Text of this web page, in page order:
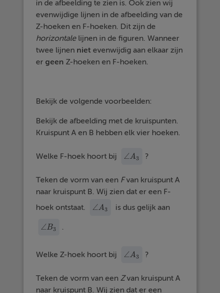
in de afbeelding te zien is. Ook zien wij
evenwijdige lijnen in de afbeelding van de
Z-hoeken en F-hoeken. Dit zijn de
horizontale lijnen in de figuren. Wanneer
twee lijnen nietevenwijdig aan elkaar zijn
ergeen Z-hoeken en F-hoeken.
Bekijk de volgende voorbeelden:
Bekijk de afbeelding met de kruispunten.
Kruispunt A en B hebben elk vier hoeken.
Welke F-hoek hoort bij ∠A3
∠A3 ?
Teken de vorm van een Fvan kruispunt A
naar kruispunt B. Wij zien dat er een F-
hoek ontstaat.
∠A3
∠A3 is dus gelijk aan
∠B3
∠B3 .
Welke Z-hoek hoort bij ∠A3
∠A3 ?
Teken de vorm van een Zvan kruispunt A
naar kruispunt B. Wij zien dat er een